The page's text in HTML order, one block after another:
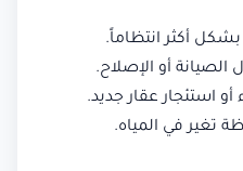
بشكل أكثر انتظاماً.
الصيانة أو الإصلاح.
استئجار عقار جديد.
تغير في المياه.